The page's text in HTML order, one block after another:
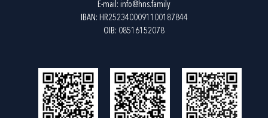
E-mail: info@hns.family
IBAN: HR2523400091100187844
OIB: 08516152078